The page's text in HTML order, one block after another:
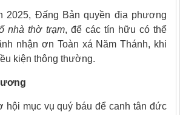
2025, Đấng Bản quyền địa phương
nhà thờ trạm, để các tín hữu có thể
nhận ơn Toàn xá Năm Thánh, khi
kiện thông thường.
hội mục vụ quý báu để canh tân đức